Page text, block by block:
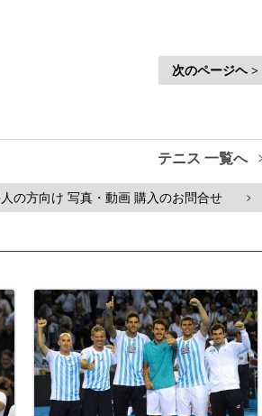
次のページヘ >
テニス 一覧へ
の方向け 写真・動画 購入のお問合せ >